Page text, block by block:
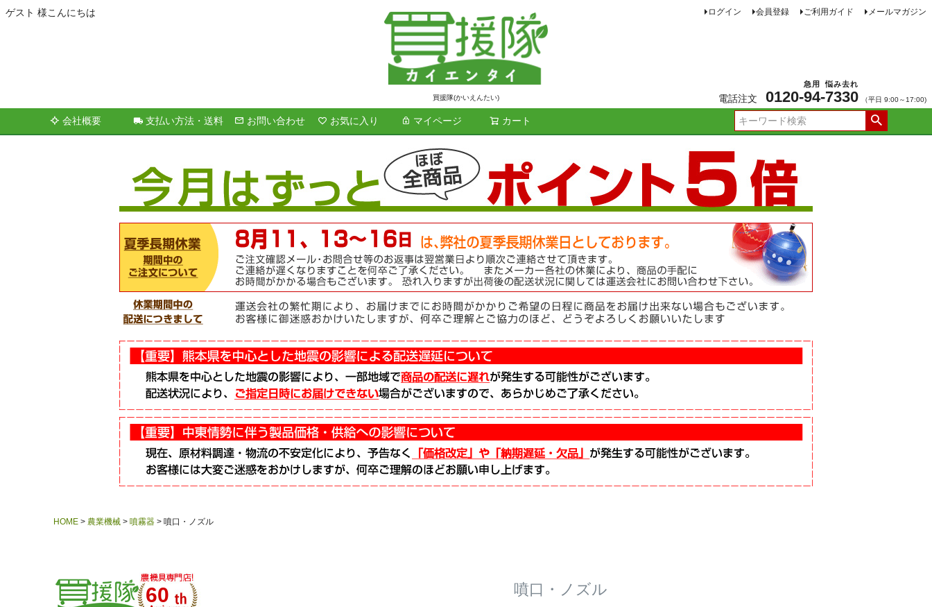
ゲスト 様こんにちは
買援隊(かいえんたい)
ログイン 会員登録 ご利用ガイド メールマガジン
電話注文 0120-94
急用
-7330
悩み去れ
（平日 9:00～17:00)
会社概要 支払い方法・送料 お問い合わせ お気に入り マイページ カート
検索
HOME 農業機械 噴霧器 噴口・ノズル
60 噴口・ノズル